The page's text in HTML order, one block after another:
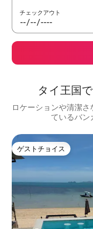
チェックアウト
タイ王国
ロケーションや清潔
ているバン
ゲストチョイス
ゲストチョイス